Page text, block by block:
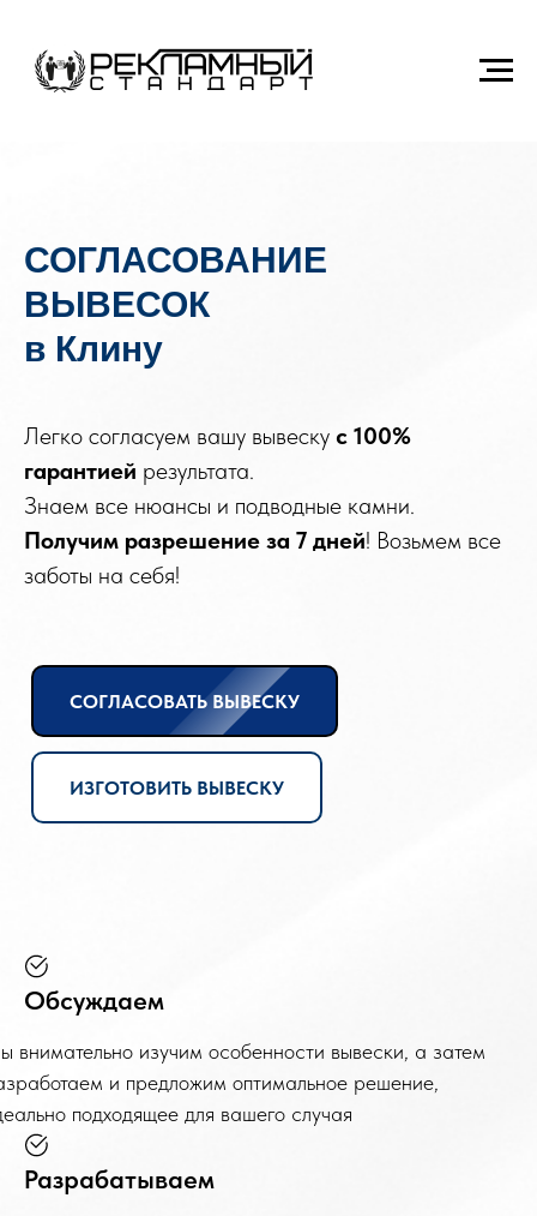
СОГЛАСОВАНИЕ
ВЫВЕСОК
в Клину
Легко согласуем вашу вывеску с 100%
гарантией результата.
Знаем все нюансы и подводные камни.
Получим разрешение за 7 дней! Возьмем все
заботы на себя!
СОГЛАСОВАТЬ ВЫВЕСКУ
ИЗГОТОВИТЬ ВЫВЕСКУ
Обсуждаем
внимательно изучим особенности вывески, а затем
и предложим оптимальное решение,
подходящее для вашего случая
Разрабатываем